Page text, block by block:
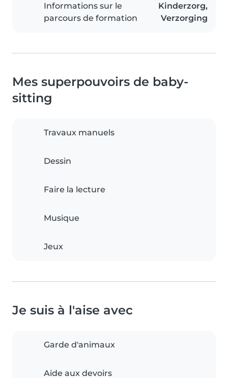
Informations sur le
parcours de formation
Kinderzorg,
Verzorging
Mes superpouvoirs de baby-
sitting
Travaux manuels
Dessin
Faire la lecture
Musique
Jeux
Je suis à l'aise avec
Garde d'animaux
Aide aux devoirs